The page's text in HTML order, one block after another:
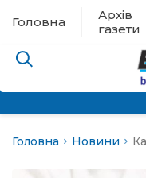
Головна
Архів
газети
Головна Новини